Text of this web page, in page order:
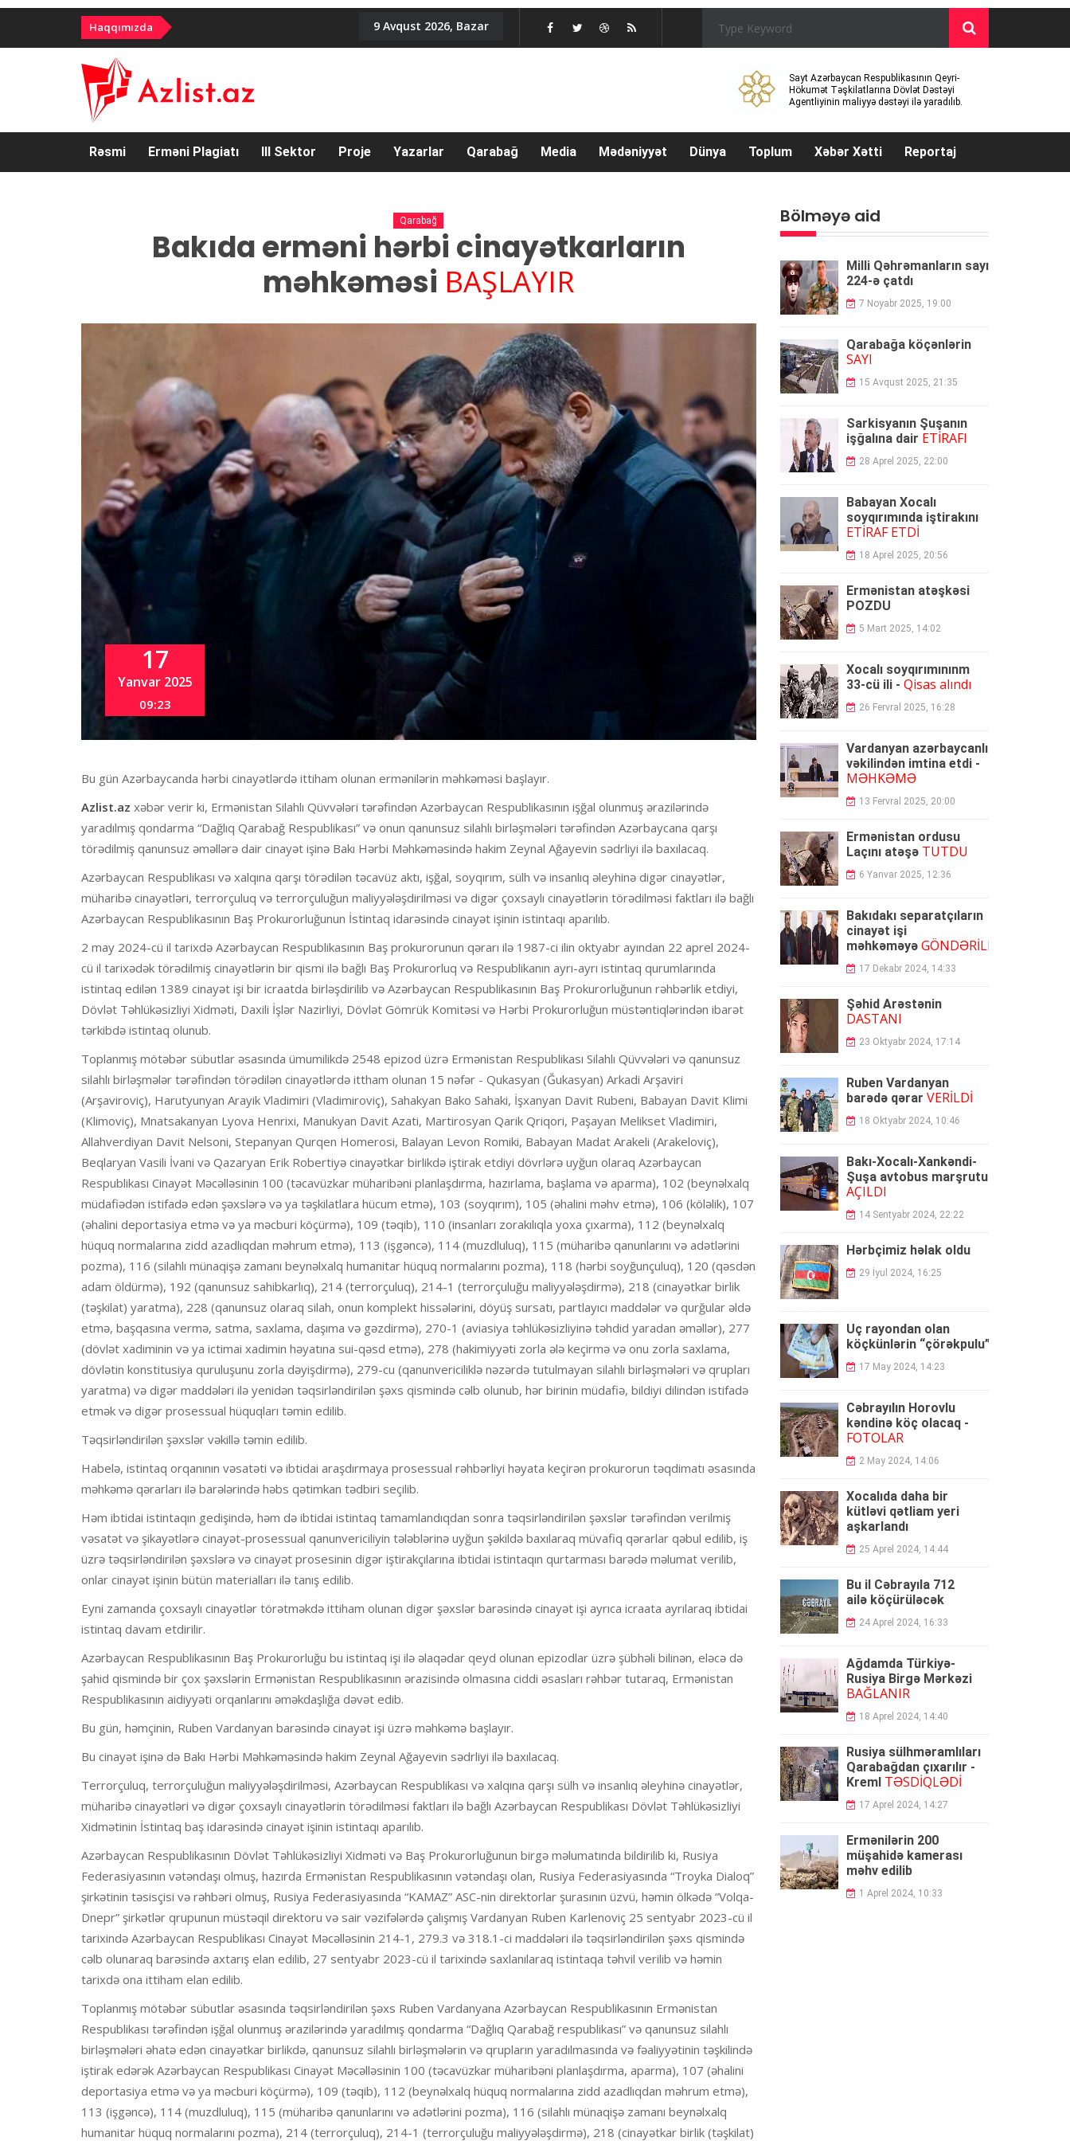
Haqqımızda 9 Avqust 2026, Bazar
Sayt Azərbaycan Respublikasının Qeyri-
Hökumət Təşkilatlarına Dövlət Dəstəyi
Agentliyinin maliyyə dəstəyi ilə yaradılıb.
Rəsmi Erməni Plagiatı III Sektor Proje Yazarlar Qarabağ Media Mədəniyyət Dünya Toplum Xəbər Xətti Reportaj
Qarabağ
Bakıda erməni hərbi cinayətkarların
məhkəməsi BAŞLAYIR
17
Yanvar 2025
09:23
Bu gün Azərbaycanda hərbi cinayətlərdə ittiham olunan ermənilərin məhkəməsi başlayır.
Azlist.az xəbər verir ki, Ermənistan Silahlı Qüvvələri tərəfindən Azərbaycan Respublikasının işğal olunmuş ərazilərində
yaradılmış qondarma “Dağlıq Qarabağ Respublikası” və onun qanunsuz silahlı birləşmələri tərəfindən Azərbaycana qarşı
törədilmiş qanunsuz əməllərə dair cinayət işinə Bakı Hərbi Məhkəməsində hakim Zeynal Ağayevin sədrliyi ilə baxılacaq.
Azərbaycan Respublikası və xalqına qarşı törədilən təcavüz aktı, işğal, soyqırım, sülh və insanlıq əleyhinə digər cinayətlər,
müharibə cinayətləri, terrorçuluq və terrorçuluğun maliyyələşdirilməsi və digər çoxsaylı cinayətlərin törədilməsi faktları ilə bağlı
Azərbaycan Respublikasının Baş Prokurorluğunun İstintaq idarəsində cinayət işinin istintaqı aparılıb.
2 may 2024-cü il tarixdə Azərbaycan Respublikasının Baş prokurorunun qərarı ilə 1987-ci ilin oktyabr ayından 22 aprel 2024-
cü il tarixədək törədilmiş cinayətlərin bir qismi ilə bağlı Baş Prokurorluq və Respublikanın ayrı-ayrı istintaq qurumlarında
istintaq edilən 1389 cinayət işi bir icraatda birləşdirilib və Azərbaycan Respublikasının Baş Prokurorluğunun rəhbərlik etdiyi,
Dövlət Təhlükəsizliyi Xidməti, Daxili İşlər Nazirliyi, Dövlət Gömrük Komitəsi və Hərbi Prokurorluğun müstəntiqlərindən ibarət
tərkibdə istintaq olunub.
Toplanmış mötəbər sübutlar əsasında ümumilikdə 2548 epizod üzrə Ermənistan Respublikası Silahlı Qüvvələri və qanunsuz
silahlı birləşmələr tərəfindən törədilən cinayətlərdə ittham olunan 15 nəfər - Qukasyan (Ğukasyan) Arkadi Arşaviri
(Arşaviroviç), Harutyunyan Arayik Vladimiri (Vladimiroviç), Sahakyan Bako Sahaki, İşxanyan Davit Rubeni, Babayan Davit Klimi
(Klimoviç), Mnatsakanyan Lyova Henrixi, Manukyan Davit Azati, Martirosyan Qarik Qriqori, Paşayan Melikset Vladimiri,
Allahverdiyan Davit Nelsoni, Stepanyan Qurqen Homerosi, Balayan Levon Romiki, Babayan Madat Arakeli (Arakeloviç),
Beqlaryan Vasili İvani və Qazaryan Erik Robertiyə cinayətkar birlikdə iştirak etdiyi dövrlərə uyğun olaraq Azərbaycan
Respublikası Cinayət Məcəlləsinin 100 (təcavüzkar müharibəni planlaşdırma, hazırlama, başlama və aparma), 102 (beynəlxalq
müdafiədən istifadə edən şəxslərə və ya təşkilatlara hücum etmə), 103 (soyqırım), 105 (əhalini məhv etmə), 106 (köləlik), 107
(əhalini deportasiya etmə və ya məcburi köçürmə), 109 (təqib), 110 (insanları zorakılıqla yoxa çıxarma), 112 (beynəlxalq
hüquq normalarına zidd azadlıqdan məhrum etmə), 113 (işgəncə), 114 (muzdluluq), 115 (müharibə qanunlarını və adətlərini
pozma), 116 (silahlı münaqişə zamanı beynəlxalq humanitar hüquq normalarını pozma), 118 (hərbi soyğunçuluq), 120 (qəsdən
adam öldürmə), 192 (qanunsuz sahibkarlıq), 214 (terrorçuluq), 214-1 (terrorçuluğu maliyyələşdirmə), 218 (cinayətkar birlik
(təşkilat) yaratma), 228 (qanunsuz olaraq silah, onun komplekt hissələrini, döyüş sursatı, partlayıcı maddələr və qurğular əldə
etmə, başqasına vermə, satma, saxlama, daşıma və gəzdirmə), 270-1 (aviasiya təhlükəsizliyinə təhdid yaradan əməllər), 277
(dövlət xadiminin və ya ictimai xadimin həyatına sui-qəsd etmə), 278 (hakimiyyəti zorla ələ keçirmə və onu zorla saxlama,
dövlətin konstitusiya quruluşunu zorla dəyişdirmə), 279-cu (qanunvericiliklə nəzərdə tutulmayan silahlı birləşmələri və qrupları
yaratma) və digər maddələri ilə yenidən təqsirləndirilən şəxs qismində cəlb olunub, hər birinin müdafiə, bildiyi dilindən istifadə
etmək və digər prosessual hüquqları təmin edilib.
Təqsirləndirilən şəxslər vəkillə təmin edilib.
Habelə, istintaq orqanının vəsatəti və ibtidai araşdırmaya prosessual rəhbərliyi həyata keçirən prokurorun təqdimatı əsasında
məhkəmə qərarları ilə barələrində həbs qətimkan tədbiri seçilib.
Həm ibtidai istintaqın gedişində, həm də ibtidai istintaq tamamlandıqdan sonra təqsirləndirilən şəxslər tərəfindən verilmiş
vəsatət və şikayətlərə cinayət-prosessual qanunvericiliyin tələblərinə uyğun şəkildə baxılaraq müvafiq qərarlar qəbul edilib, iş
üzrə təqsirləndirilən şəxslərə və cinayət prosesinin digər iştirakçılarına ibtidai istintaqın qurtarması barədə məlumat verilib,
onlar cinayət işinin bütün materialları ilə tanış edilib.
Eyni zamanda çoxsaylı cinayətlər törətməkdə ittiham olunan digər şəxslər barəsində cinayət işi ayrıca icraata ayrılaraq ibtidai
istintaq davam etdirilir.
Azərbaycan Respublikasının Baş Prokurorluğu bu istintaq işi ilə əlaqədar qeyd olunan epizodlar üzrə şübhəli bilinən, eləcə də
şahid qismində bir çox şəxslərin Ermənistan Respublikasının ərazisində olmasına ciddi əsasları rəhbər tutaraq, Ermənistan
Respublikasının aidiyyəti orqanlarını əməkdaşlığa dəvət edib.
Bu gün, həmçinin, Ruben Vardanyan barəsində cinayət işi üzrə məhkəmə başlayır.
Bu cinayət işinə də Bakı Hərbi Məhkəməsində hakim Zeynal Ağayevin sədrliyi ilə baxılacaq.
Terrorçuluq, terrorçuluğun maliyyələşdirilməsi, Azərbaycan Respublikası və xalqına qarşı sülh və insanlıq əleyhinə cinayətlər,
müharibə cinayətləri və digər çoxsaylı cinayətlərin törədilməsi faktları ilə bağlı Azərbaycan Respublikası Dövlət Təhlükəsizliyi
Xidmətinin İstintaq baş idarəsində cinayət işinin istintaqı aparılıb.
Azərbaycan Respublikasının Dövlət Təhlükəsizliyi Xidməti və Baş Prokurorluğunun birgə məlumatında bildirilib ki, Rusiya
Federasiyasının vətəndaşı olmuş, hazırda Ermənistan Respublikasının vətəndaşı olan, Rusiya Federasiyasında “Troyka Dialoq”
şirkətinin təsisçisi və rəhbəri olmuş, Rusiya Federasiyasında “KAMAZ” ASC-nin direktorlar şurasının üzvü, həmin ölkədə “Volqa-
Dnepr” şirkətlər qrupunun müstəqil direktoru və sair vəzifələrdə çalışmış Vardanyan Ruben Karlenoviç 25 sentyabr 2023-cü il
tarixində Azərbaycan Respublikası Cinayət Məcəlləsinin 214-1, 279.3 və 318.1-ci maddələri ilə təqsirləndirilən şəxs qismində
cəlb olunaraq barəsində axtarış elan edilib, 27 sentyabr 2023-cü il tarixində saxlanılaraq istintaqa təhvil verilib və həmin
tarixdə ona ittiham elan edilib.
Toplanmış mötəbər sübutlar əsasında təqsirləndirilən şəxs Ruben Vardanyana Azərbaycan Respublikasının Ermənistan
Respublikası tərəfindən işğal olunmuş ərazilərində yaradılmış qondarma “Dağlıq Qarabağ respublikası” və qanunsuz silahlı
birləşmələri əhatə edən cinayətkar birlikdə, qanunsuz silahlı birləşmələrin və qrupların yaradılmasında və fəaliyyətinin təşkilində
iştirak edərək Azərbaycan Respublikası Cinayət Məcəlləsinin 100 (təcavüzkar müharibəni planlaşdırma, aparma), 107 (əhalini
deportasiya etmə və ya məcburi köçürmə), 109 (təqib), 112 (beynəlxalq hüquq normalarına zidd azadlıqdan məhrum etmə),
113 (işgəncə), 114 (muzdluluq), 115 (müharibə qanunlarını və adətlərini pozma), 116 (silahlı münaqişə zamanı beynəlxalq
humanitar hüquq normalarını pozma), 214 (terrorçuluq), 214-1 (terrorçuluğu maliyyələşdirmə), 218 (cinayətkar birlik (təşkilat)
Bölməyə aid
Milli Qəhrəmanların sayı
224-ə çatdı
7 Noyabr 2025, 19:00
Qarabağa köçənlərin
SAYI
15 Avqust 2025, 21:35
Sarkisyanın Şuşanın
işğalına dair ETİRAFI
28 Aprel 2025, 22:00
Babayan Xocalı
soyqırımında iştirakını
ETİRAF ETDİ
18 Aprel 2025, 20:56
Ermənistan atəşkəsi
POZDU
5 Mart 2025, 14:02
Xocalı soyqırımınınm
33-cü ili - Qisas alındı
26 Fervral 2025, 16:28
Vardanyan azərbaycanlı
vəkilindən imtina etdi -
MƏHKƏMƏ
13 Fervral 2025, 20:00
Ermənistan ordusu
Laçını atəşə TUTDU
6 Yanvar 2025, 12:36
Bakıdakı separatçıların
cinayət işi
məhkəməyə GÖNDƏRİLDİ
17 Dekabr 2024, 14:33
Şəhid Arəstənin
DASTANI
23 Oktyabr 2024, 17:14
Ruben Vardanyan
barədə qərar VERİLDİ
18 Oktyabr 2024, 10:46
Bakı-Xocalı-Xankəndi-
Şuşa avtobus marşrutu
AÇILDI
14 Sentyabr 2024, 22:22
Hərbçimiz həlak oldu
29 İyul 2024, 16:25
Üç rayondan olan
köçkünlərin “çörəkpulu”
17 May 2024, 14:23
Cəbrayılın Horovlu
kəndinə köç olacaq -
FOTOLAR
2 May 2024, 14:06
Xocalıda daha bir
kütləvi qətliam yeri
aşkarlandı
25 Aprel 2024, 14:44
Bu il Cəbrayıla 712
ailə köçürüləcək
24 Aprel 2024, 16:33
Ağdamda Türkiyə-
Rusiya Birgə Mərkəzi
BAĞLANIR
18 Aprel 2024, 14:40
Rusiya sülhməramlıları
Qarabağdan çıxarılır -
Kreml TƏSDİQLƏDİ
17 Aprel 2024, 14:27
Ermənilərin 200
müşahidə kamerası
məhv edilib
1 Aprel 2024, 10:33